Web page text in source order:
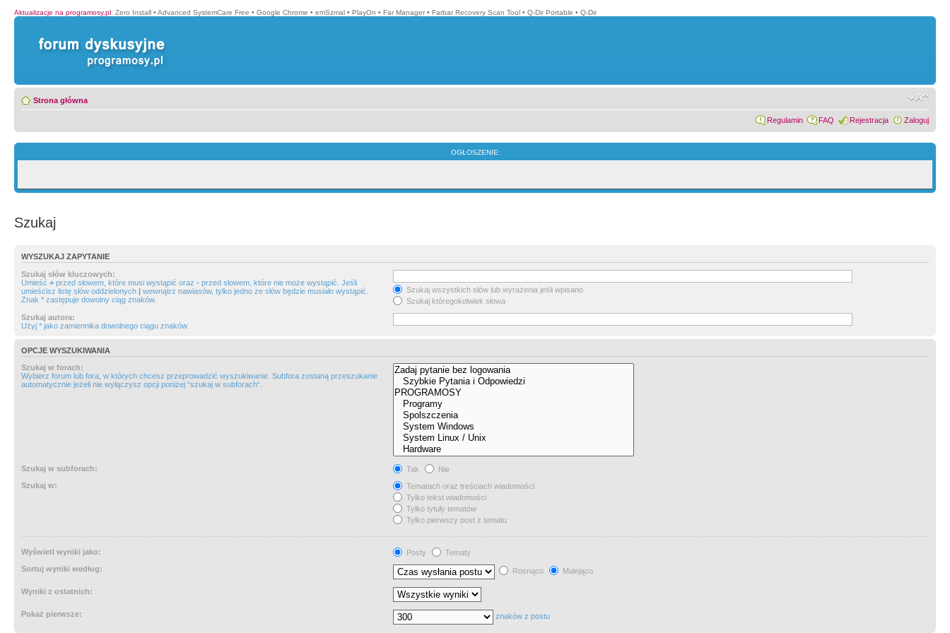
Aktualizacje na programosy.pl: Zero Install • Advanced SystemCare Free • Google Chrome • emSzmal • PlayOn • Far Manager • Farbar Recovery Scan Tool • Q-Dir Portable • Q-Dir
Strona główna
Regulamin FAQ Rejestracja Zaloguj
OGŁOSZENIE:
Szukaj
WYSZUKAJ ZAPYTANIE
Szukaj słów kluczowych:
Umieść + przed słowem, które musi wystąpić oraz - przed słowem, które nie może wystąpić. Jeśli
umieścisz listę słów oddzielonych | wewnątrz nawiasów, tylko jedno ze słów będzie musiało wystąpić.
Znak * zastępuje dowolny ciąg znaków.
Szukaj wszystkich słów lub wyrażenia jeśli wpisano
Szukaj któregokolwiek słowa
Szukaj autora:
Użyj * jako zamiennika dowolnego ciągu znaków.
OPCJE WYSZUKIWANIA
Szukaj w forach:
Wybierz forum lub fora, w których chcesz przeprowadzić wyszukiwanie. Subfora zostaną przeszukanie
automatycznie jeżeli nie wyłączysz opcji poniżej “szukaj w subforach“.
Szukaj w subforach: Tak
Nie
Szukaj w:
Tematach oraz treściach wiadomości
Tylko tekst wiadomości
Tylko tytuły tematów
Tylko pierwszy post z tematu
Wyświetl wyniki jako: Posty
Tematy
Sortuj wyniki według:
Rosnąco Malejąco
Wyniki z ostatnich:
Pokaż pierwsze: znaków z postu